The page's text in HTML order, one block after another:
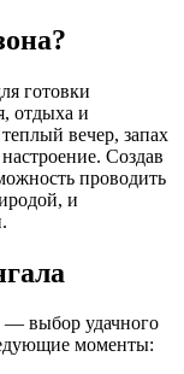
готовки
отдыха и
вечер, запах
Создав
проводить
и
— выбор удачного
моменты: